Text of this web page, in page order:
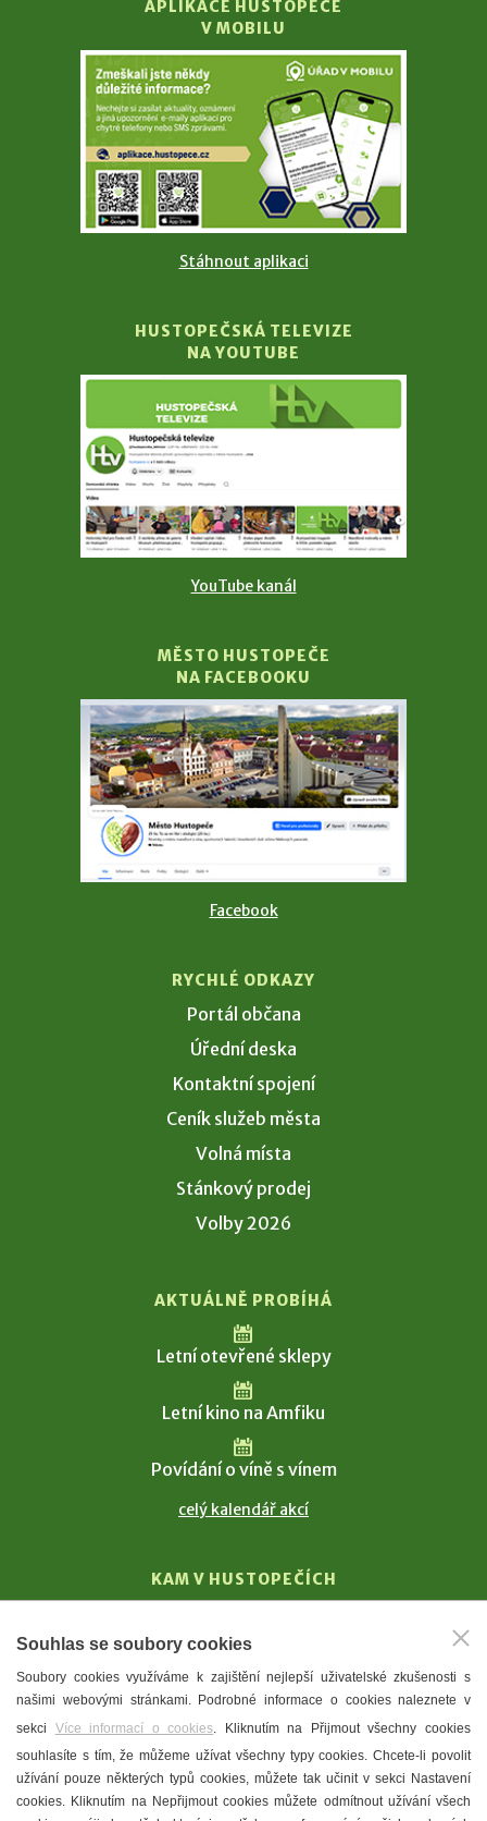
APLIKACE HUSTOPEČE
V MOBILU
Stáhnout aplikaci
HUSTOPEČSKÁ TELEVIZE
NA YOUTUBE
YouTube kanál
MĚSTO HUSTOPEČE
NA FACEBOOKU
Facebook
RYCHLÉ ODKAZY
Portál občana
Úřední deska
Kontaktní spojení
Ceník služeb města
Volná místa
Stánkový prodej
Volby 2026
AKTUÁLNĚ PROBÍHÁ
Letní otevřené sklepy
Letní kino na Amfiku
Povídání o víně s vínem
celý kalendář akcí
KAM V HUSTOPEČÍCH
T. G. Masaryk
Mandloně
Ubytování
Restaurace
Městské muzeum a galerie
Souhlas se soubory cookies
Soubory cookies využíváme k zajištění nejlepší uživatelské zkušenosti s
našimi webovými stránkami. Podrobné informace o cookies naleznete v
sekci Více informací o cookies. Kliknutím na Přijmout všechny cookies
souhlasíte s tím, že můžeme užívat všechny typy cookies. Chcete-li povolit
užívání pouze některých typů cookies, můžete tak učinit v sekci Nastavení
cookies. Kliknutím na Nepřijmout cookies můžete odmítnout užívání všech